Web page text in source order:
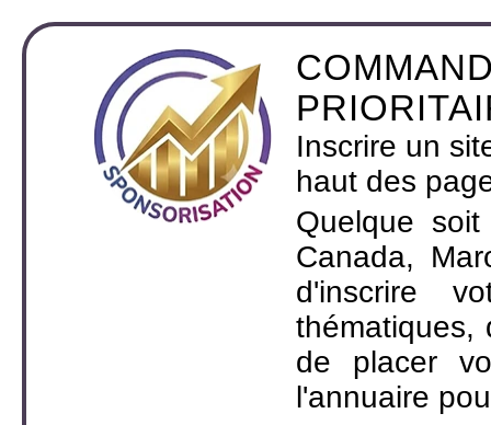
Inscrire un
haut des
Quelque
Canada,
d'inscrire
thématiques,
de placer
l'annuaire